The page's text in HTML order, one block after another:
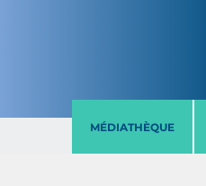
MÉDIATHÈQUE